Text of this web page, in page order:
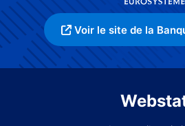
Voir le site de la